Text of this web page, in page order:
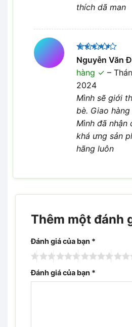
thích dã man
Được
xếp hạng
45 sao
Nguyễn Văn
hàng
–
2024
Mình sẽ giới
bè. Giao hàng
Mình đã nhận
khá ưng sản
hãng luôn
Thêm một đánh
Đánh giá của bạn *
Đánh giá của bạn *